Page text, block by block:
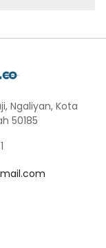
Ngaliyan, Kota
50185